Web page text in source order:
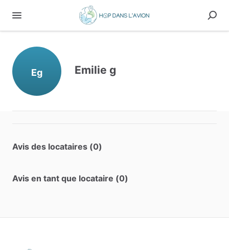
Eg Emilie g
Avis des locataires (0)
Avis en tant que locataire (0)